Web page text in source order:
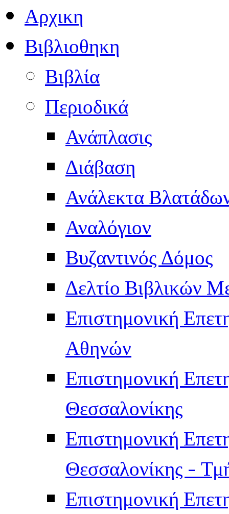
Αρχικη
Βιβλιοθηκη
Βιβλία
Περιοδικά
Ανάπλασις
Διάβαση
Ανάλεκτα
Αναλόγιον
Βυζαντινός Δόμος
Δελτίο Βιβλικών
Επιστημονική
Αθηνών
Επιστημονική
Θεσσαλονίκης
Επιστημονική
Θεσσαλονίκης -
Επιστημονική